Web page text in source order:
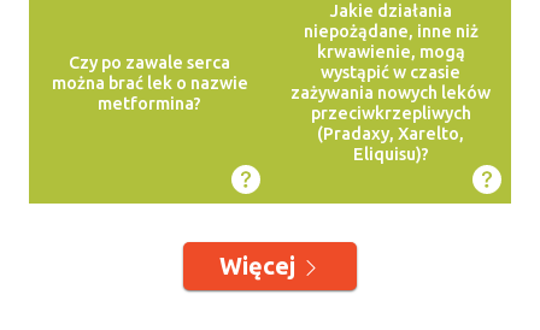
Czy po zawale serca
można brać lek o nazwie
metformina?
Jakie działania
niepożądane, inne niż
krwawienie, mogą
wystąpić w czasie
zażywania nowych leków
przeciwkrzepliwych
(Pradaxy, Xarelto,
Eliquisu)?
Więcej